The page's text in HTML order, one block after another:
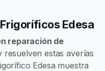
Edesa
reparación de
resuelven estas averías
Edesa muestra